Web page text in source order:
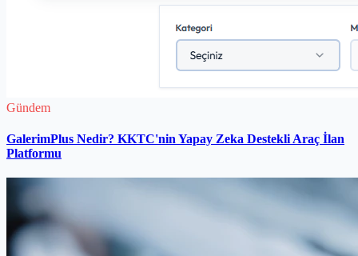
Gündem
GalerimPlus Nedir? KKTC'nin Yapay Zeka Destekli Araç İlan
Platformu